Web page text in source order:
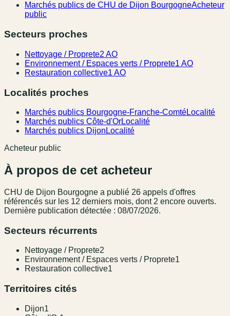
Marchés publics de CHU de Dijon BourgogneAcheteur
public
Secteurs proches
Nettoyage / Proprete2 AO
Environnement / Espaces verts / Proprete1 AO
Restauration collective1 AO
Localités proches
Marchés publics Bourgogne-Franche-ComtéLocalité
Marchés publics Côte-d'OrLocalité
Marchés publics Dijon Localité
Acheteur public
À propos de cet acheteur
CHU de Dijon Bourgogne a publié 26 appel s d'offres
référencés sur les 12 derniers mois, dont 2 encore ouverts.
Dernière publication détectée : 08/07/2026.
Secteurs récurrents
Nettoyage / Proprete2
Environnement / Espaces verts / Proprete1
Restauration collective1
Territoires cités
Dijon1